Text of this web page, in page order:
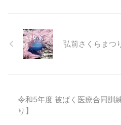
弘前さくらまつ
令和5年度 被ばく医療合同訓
り】